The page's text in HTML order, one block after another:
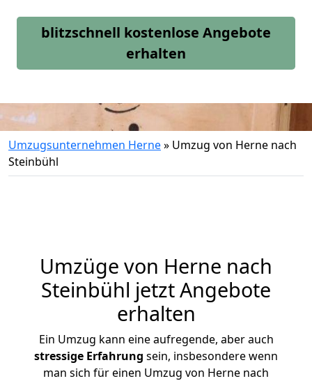
blitzschnell kostenlose Angebote
erhalten
Umzugsunternehmen Herne» Umzug von Herne nach
Steinbühl
Umzüge von Herne nach
Steinbühl jetzt Angebote
erhalten
Ein Umzug kann eine aufregende, aber auch
stressige Erfahrung sein, insbesondere wenn
man sich für einen Umzug von Herne nach